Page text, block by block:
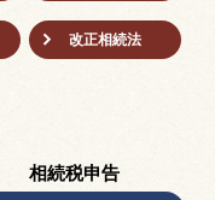
改正相続法
相続税申告